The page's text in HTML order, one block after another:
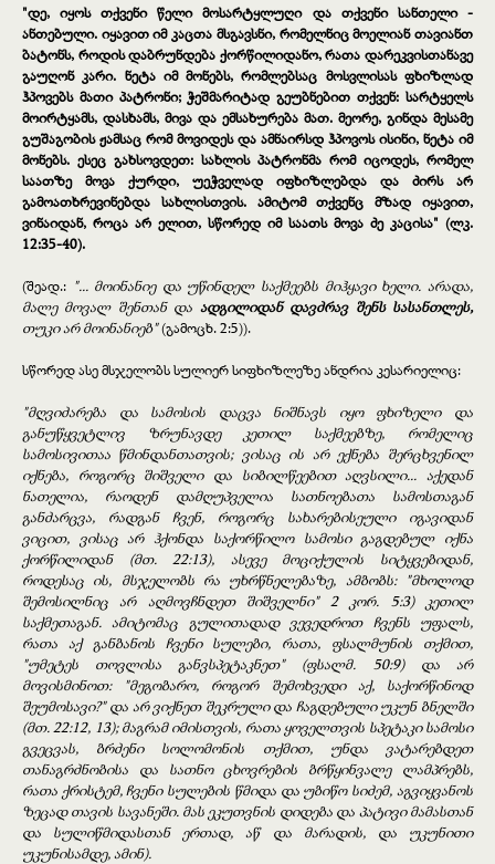
"დე, იყოს თქვენი წელი მოსარტყლუღი და თქვენი სანთელი -
ანთებული. იყავით იმ კაცთა მსგავსნი, რომელნიც მოელიან თავიანთ
ბატონს, როდის დაბრუნდება ქორწილიდანო, რათა დარეკვისთანავე
გაუღონ კარი. ნეტა იმ მონებს, რომლებსაც მოსვლისას ფხიზლად
ჰპოვებს მათი პატრონი; ჭეშმარიტად გეუბნებით თქვენ: სარტყელს
მოირტყამს, დასხამს, მივა და ემსახურება მათ. მეორე, გინდა მესამე
გუშაგობის ჟამსაც რომ მოვიდეს და ამნაირსდ ჰპოვოს ისინი, ნეტა იმ
მონებს. ესეც გახსოვდეთ: სახლის პატრონმა რომ იცოდეს, რომელ
საათზე მოვა ქურდი, უეჭველად იფხიზლებდა და ძირს არ
გამოათხრევინებდა სახლისთვის. ამიტომ თქვენც მზად იყავით,
ვინაიდან, როცა არ ელით, სწორედ იმ საათს მოვა ძე კაცისა" (ლკ.
12:35-40).
(შეად.: "... მოინანიე და უწინდელ საქმეებს მიჰყავი ხელი. არადა,
მალე მოვალ შენთან და ადგილიდან დავძრავ შენს სასანთლეს,
თუკი არ მოინანიებ"(გამოცხ. 2:5)).
სწორედ ასე მსჯელობს სულიერ სიფხიზლეზე ანდრია კესარიელიც:
"მღვიძარება და სამოსის დაცვა ნიშნავს იყო ფხიზელი და
განუწყვეტლივ ზრუნავდე კეთილ საქმეებზე, რომელიც
სამოსივითაა წმინდანთათვის; ვისაც ის არ ექნება შერცხვენილ
იქნება, როგორც შიშველი და სიბილწეებით აღვსილი... აქედან
ნათელია, რაოდენ დამღუპველია სათნოებათა სამოსთაგან
განძარცვა, რადგან ჩვენ, როგორც სახარებისეული იგავიდან
ვიცით, ვისაც არ ჰქონდა საქორწილო სამოსი გაგდებულ იქნა
ქორწილიდან (მთ. 22:13), ასევე მოციქულის სიტყვებიდან,
როდესაც ის, მსჯელობს რა უხრწნელებაზე, ამბობს: "მხოლოდ
შემოსილნიც არ აღმოვჩნდეთ შიშველნი" 2 კორ. 5:3) კეთილ
საქმეთაგან. ამიტომაც გულითადად ვევედროთ ჩვენს უფალს,
რათა აქ განბანოს ჩვენი სულები, რათა, ფსალმუნის თქმით,
"უმეტეს თოვლისა განვსპეტაკნეთ" (ფსალმ. 50:9) და არ
მოვისმინოთ: "მეგობარო, როგორ შემოხვედი აქ, საქორწინოდ
შეუმოსავი?" და არ ვიქნეთ შეკრული და ჩაგდებული უკუნ ბნელში
(მთ. 22:12, 13); მაგრამ იმისთვის, რათა ყოველთვის სპეტაკი სამოსი
გვეცვას, ბრძენი სოლომონის თქმით, უნდა ვატარებდეთ
თანაგრძნობისა და სათნო ცხოვრების ბრწყინვალე ლამპრებს,
რათა ქრისტემ, ჩვენი სულების წმიდა და უბიწო სიძემ, აგვიყვანოს
ზეცად თავის სავანეში. მას ეკუთვნის დიდება და პატივი მამასთან
და სულიწმიდასთან ერთად, აწ და მარადის, და უკუნითი
უკუნისამდე, ამინ).